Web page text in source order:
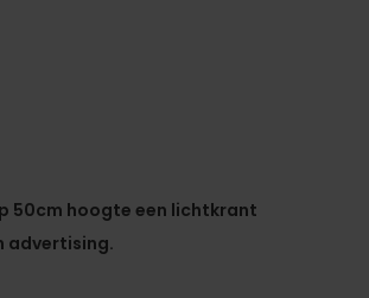
50cm hoogte een lichtkrant
advertising.